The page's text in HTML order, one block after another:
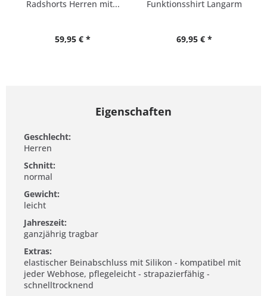
Radshorts Herren mit...
59,95 € *
Funktionsshirt Langarm
69,95 € *
Eigenschaften
Geschlecht:
Herren
Schnitt:
normal
Gewicht:
leicht
Jahreszeit:
ganzjährig tragbar
Extras:
elastischer Beinabschluss mit Silikon - kompatibel mit
jeder Webhose, pflegeleicht - strapazierfähig -
schnelltrocknend